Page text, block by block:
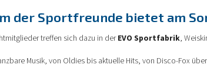
der Sportfreunde bietet am
treffen sich dazu in derEVO Sportfabrik,
Musik, von Oldies bis aktuelle Hits, von Disco-Fox